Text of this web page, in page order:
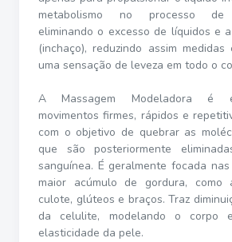
metabolismo no processo de
eliminando o excesso de líquidos e
(inchaço), reduzindo assim
uma sensação de leveza em todo o
A Massagem Modeladora é
movimentos firmes, rápidos e
com o objetivo de quebrar as
que são posteriormente
sanguínea. É geralmente focada
maior acúmulo de gordura, como
culote, glúteos e braços. Traz
da celulite, modelando o corpo
elasticidade da pele.